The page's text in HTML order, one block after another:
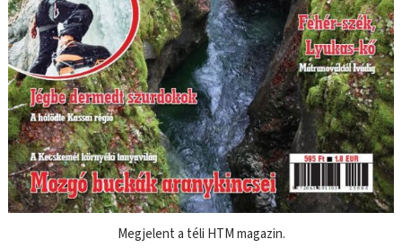
Megjelent a téli HTM magazin.